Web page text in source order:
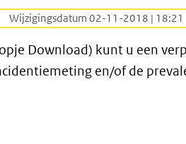
Wijzigingsdatum 02-11-2018 | 18:21
Download) kunt u een
en/of de